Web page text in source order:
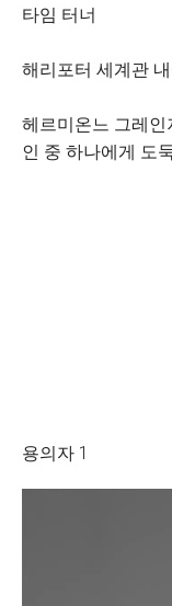
타임 터너
해리포터 세계관
헤르미온느 그레인
인 중 하나에게 도
용의자 1